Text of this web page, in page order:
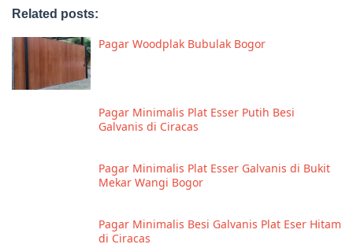
Related posts:
Pagar Woodplak Bubulak Bogor
Pagar Minimalis Plat Esser Putih Besi
Galvanis di Ciracas
Pagar Minimalis Plat Esser Galvanis di Bukit
Mekar Wangi Bogor
Pagar Minimalis Besi Galvanis Plat Eser Hitam
di Ciracas